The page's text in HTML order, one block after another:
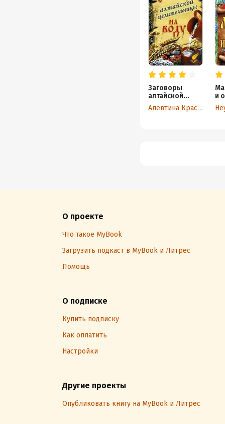
Заговоры
алтайской
целительницы
на воду
Алевтина Краснова
и
О проекте
Что такое MyBook
Загрузить подкаст в MyBook и Литрес
Помощь
О подписке
Купить подписку
Как оплатить
Настройки
Другие проекты
Опубликовать книгу на MyBook и Литрес